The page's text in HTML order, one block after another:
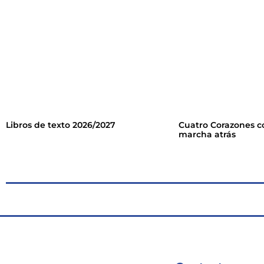
Libros de texto 2026/2027
Cuatro Corazones
marcha atrás